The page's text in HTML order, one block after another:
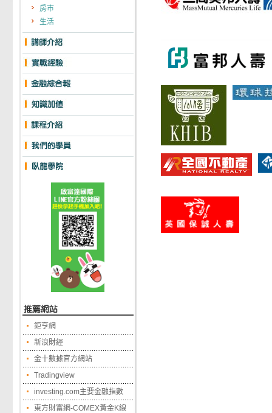
房市
生活
鉅亨網
新浪財經
金十數據官方網站
Tradingview
investing.com主要金融指數
東方財富網-COMEX黃金K線